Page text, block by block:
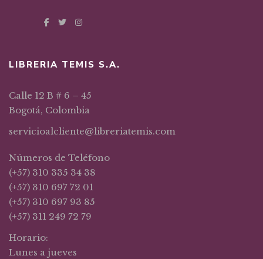
LIBRERIA TEMIS S.A.
Calle 12 B # 6 – 45
Bogotá, Colombia
servicioalcliente@libreriatemis.com
Números de Teléfono
(+57) 310 335 34 38
(+57) 310 697 72 01
(+57) 310 697 93 85
(+57) 311 249 72 79
Horario:
Lunes a jueves